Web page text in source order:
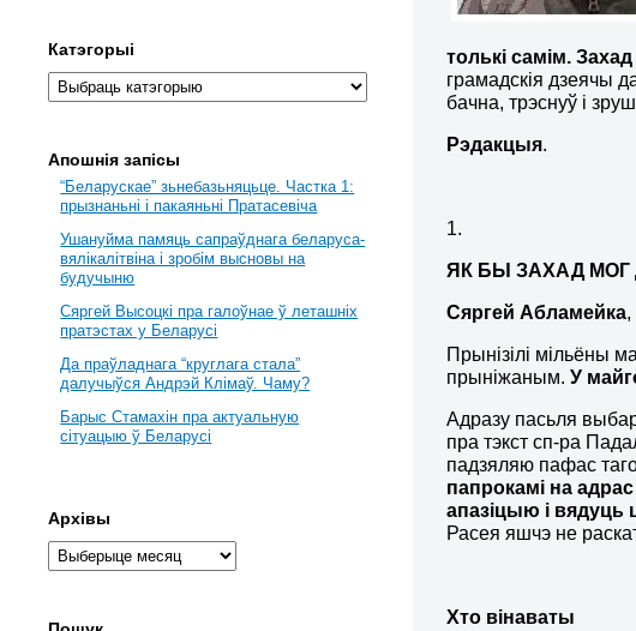
толькі самім.
грамадскія дзеячы
бачна, трэснуў і
Рэдакцыя.
1.
ЯК БЫ ЗАХАД
Сяргей Абламейка,
Прынізілі мільёны
прыніжаным.У
Адразу пасьля
пра тэкст сп-ра
падзяляю пафас таго
папрокамі на
апазіцыю і вядуць
Расея яшчэ не
Хто вінаваты
Катэгорыі
Апошнія запісы
“Беларускае” зьнебазьняцьце. Частка 1:
прызнаньні і пакаяньні Пратасевіча
Ушануйма памяць сапраўднага беларуса-
вялікалітвіна і зробім высновы на
будучыню
Сяргей Высоцкі пра галоўнае ў леташніх
пратэстах у Беларусі
Да праўладнага “круглага стала”
далучыўся Андрэй Клімаў. Чаму?
Барыс Стамахін пра актуальную
сітуацыю ў Беларусі
Архівы